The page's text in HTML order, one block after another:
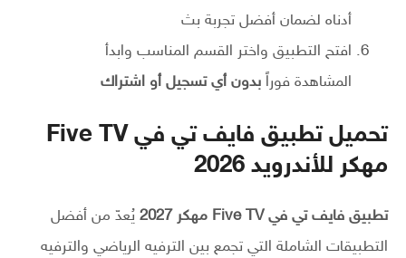
أدناه لضمان أفضل تجربة بث
افتح التطبيق واختر القسم المناسب وابدأ
المشاهدة فوراً بدون أي تسجيل أو اشتراك
تحميل تطبيق فايف تي في Five TV
مهكر للأندرويد 2026
تطبيق فايف تي في Five TV مهكر 2027
يُعدّ من أفضل
التطبيقات الشاملة التي تجمع بين الترفيه الرياضي والترفيه